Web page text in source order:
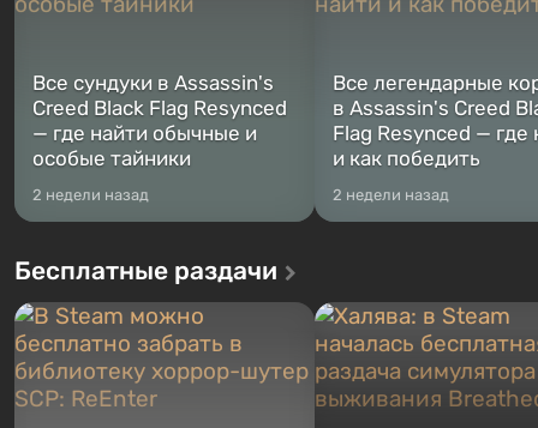
Все сундуки в Assassin's
Creed Black Flag Resynced
— где найти обычные и
особые тайники
2 недели назад
Все легендарные
в Assassin's Creed
Flag Resynced — где
и как победить
2 недели назад
Бесплатные раздачи